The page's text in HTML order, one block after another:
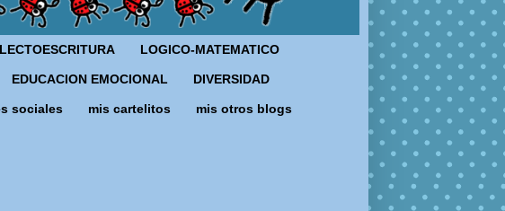
LECTOESCRITURA LOGICO-MATEMATICO
EDUCACION EMOCIONAL DIVERSIDAD
sociales mis cartelitos mis otros blogs